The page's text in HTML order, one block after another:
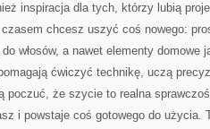
inspiracja dla tych, którzy lubią
chcesz uszyć coś nowego:
włosów, a nawet elementy domowe
ćwiczyć technikę, uczą
poczuć, że szycie to realna
i powstaje coś gotowego do użycia.